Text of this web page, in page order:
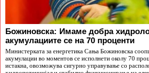
Божиновска: Имаме добра
акумулациите се на 70 проценти
Министерката за енергетика Сања Божиновска
акумулации во моментов се исполнети околу 70
истакна, овозможува сигурно управување со